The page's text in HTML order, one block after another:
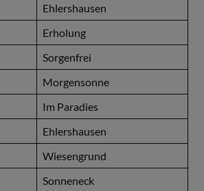
Ehlershausen
Erholung
Sorgenfrei
Morgensonne
Im Paradies
Ehlershausen
Wiesengrund
Sonneneck